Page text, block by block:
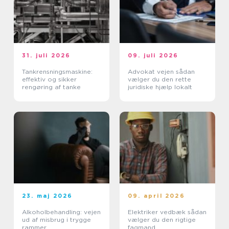
31. juli 2026
Tankrensningsmaskine:
effektiv og sikker
rengøring af tanke
09. juli 2026
Advokat vejen sådan
vælger du den rette
juridiske hjælp lokalt
23. maj 2026
Alkoholbehandling: vejen
ud af misbrug i trygge
rammer
09. april 2026
Elektriker vedbæk sådan
vælger du den rigtige
fagmand